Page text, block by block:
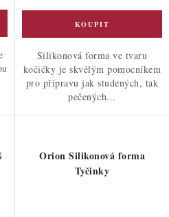
Silikonová forma ve tvaru
kočičky je skvělým pomocníkem
pro přípravu jak studených, tak
pečených...
Orion Silikonová forma
Tyčinky